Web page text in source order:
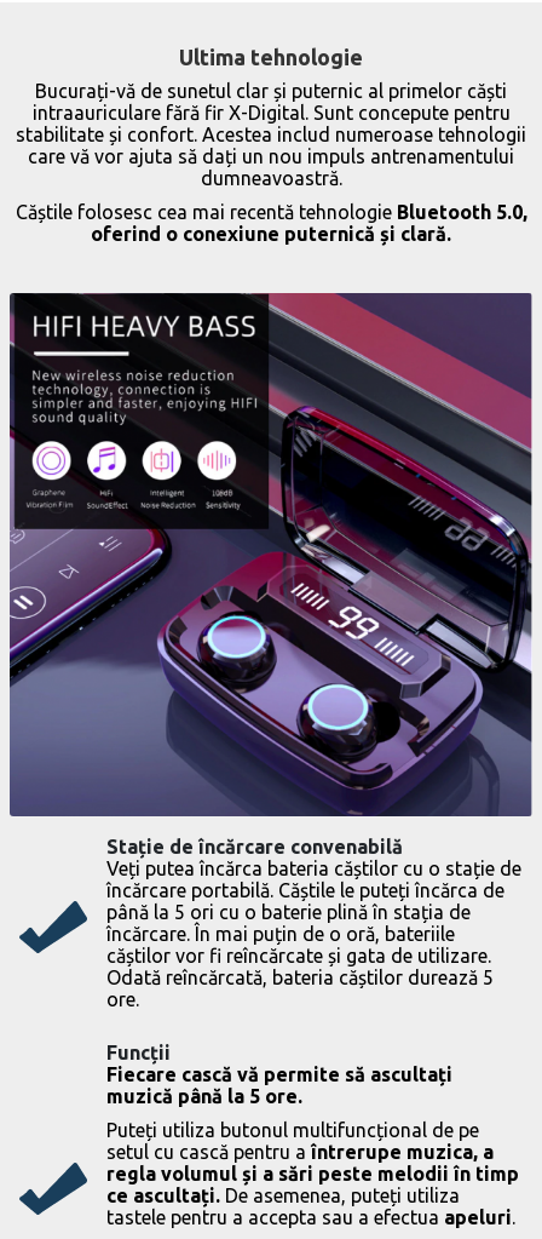
Ultima tehnologie
Bucurați-vă de sunetul clar și puternic al primelor căști
intraauriculare fără fir X-Digital. Sunt concepute pentru
stabilitate și confort. Acestea includ numeroase tehnologii
care vă vor ajuta să dați un nou impuls antrenamentului
dumneavoastră.
Căștile folosesc cea mai recentă tehnologieBluetooth 5.0,
oferind o conexiune puternică și clară.
Stație de încărcare convenabilă
Veți putea încărca bateria căștilor cu o stație de
încărcare portabilă. Căștile le puteți încărca de
până la 5 ori cu o baterie plină în stația de
încărcare. În mai puțin de o oră, bateriile
căștilor vor fi reîncărcate și gata de utilizare.
Odată reîncărcată, bateria căștilor durează 5
ore.
Funcții
Fiecare cască vă permite să ascultați
muzică până la 5 ore.
Puteți utiliza butonul multifuncțional de pe
setul cu cască pentru a întrerupe muzica, a
regla volumul și a sări peste melodii în timp
ce ascultați. De asemenea, puteți utiliza
tastele pentru a accepta sau a efectua apeluri.